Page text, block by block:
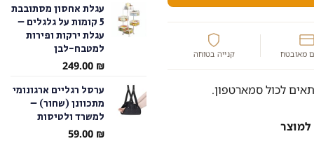
מאובטח קנייה בטוחה
לכול סמארטפון.
עגלת אחסון מסתובבת
5 קומות על גלגלים –
עגלת ירקות ופירות
למטבח-לבן
249.00 ₪
ערסל רגליים ארגונומי
מתכוונן (שחור) –
למשרד ולטיסות
59.00 ₪